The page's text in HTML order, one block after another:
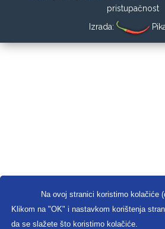
Na ovoj stranici koristimo kolačiće
Klikom na "OK" i nastavkom korištenja
da se slažete što koristimo kolačiće.
pristupačnost
Izrada: